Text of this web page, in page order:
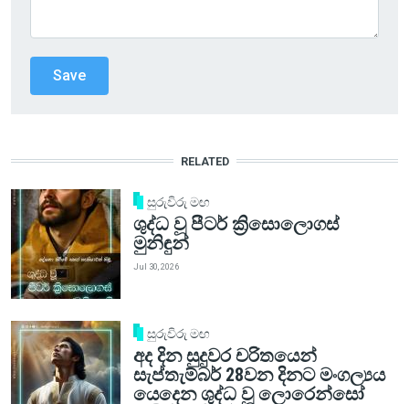
RELATED
සුරුවිරු මඟ
ශුද්ධ වූ පීටර් ක්‍රිසොලොගස්
මුනිඳුන්
Jul 30, 2026
සුරුවිරු මඟ
අද දින සුදුවර චරිතයෙන්
සැප්තැම්බර් 28වන දිනට මංගල්‍යය
යෙදෙන ශුද්ධ වූ ලොරෙන්සෝ